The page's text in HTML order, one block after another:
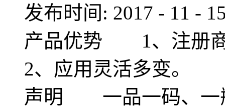
发布时间: 2017 - 11 -
产品优势 1、注册
2、应用灵活多变。
声明 一品一码、一